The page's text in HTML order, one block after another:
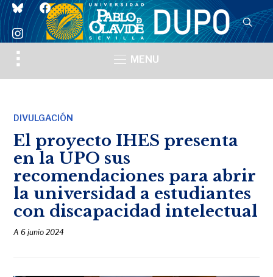
blueskyfacebook
instagram
Toggle
sidebar
MENU
DIVULGACIÓN
El proyecto IHES presenta
en la UPO sus
recomendaciones para abrir
la universidad a estudiantes
con discapacidad intelectual
A6 junio 2024